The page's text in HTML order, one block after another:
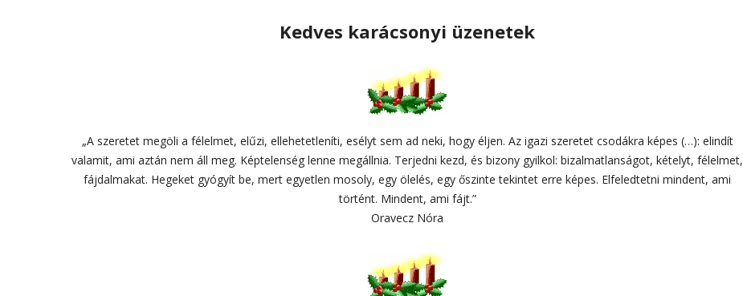
Kedves karácsonyi üzenetek
„A szeretet megöli a félelmet, elűzi, ellehetetleníti, esélyt sem ad neki, hogy éljen. Az igazi szeretet csodákra képes (…): elindít
valamit, ami aztán nem áll meg. Képtelenség lenne megállnia. Terjedni kezd, és bizony gyilkol: bizalmatlanságot, kételyt, félelmet,
fájdalmakat. Hegeket gyógyít be, mert egyetlen mosoly, egy ölelés, egy őszinte tekintet erre képes. Elfeledtetni mindent, ami
történt. Mindent, ami fájt.”
Oravecz Nóra